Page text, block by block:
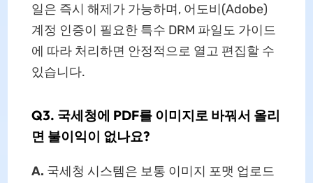
일은 즉시 해제가 가능하며, 어도비(Adobe)
계정 인증이 필요한 특수 DRM 파일도 가이드
에 따라 처리하면 안정적으로 열고 편집할 수
있습니다.
Q3. 국세청에 PDF를 이미지로 바꿔서 올리
면 불이익이 없나요?
A. 국세청 시스템은 보통 이미지 포맷 업로드